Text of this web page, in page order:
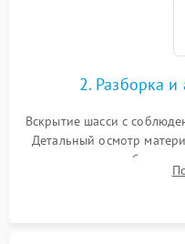
2. Разборка
Вскрытие шасси с
Детальный осмотр
контроллеров и блоков
повреждений,